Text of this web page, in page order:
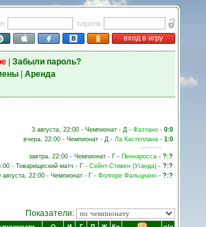
пароль
вход в игру
| Забыли пароль?
| Аренда
3 августа, 22:00 - Чемпионат - Д - Фаэтано - 0:0
вчера, 22:00 - Чемпионат - Д - Ла Кастеллана - 1:0
завтра, 22:00 - Чемпионат - Г - Пеннаросса - ?:?
- Товарищеский матч - Г - Сейнт-Стивен (Уганда) - ?:?
августа, 22:00 - Чемпионат - Г - Фолгоре Фальциано - ?:?
Показатели: